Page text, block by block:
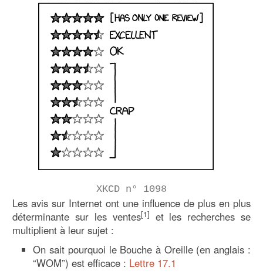
XKCD n° 1098
Les avis sur Internet ont une influence de plus en plus
déterminante sur les ventes[1]
et les recherches se
multiplient à leur sujet :
On sait pourquoi le Bouche à Oreille (en anglais :
“WOM”) est efficace : Lettre 17.1